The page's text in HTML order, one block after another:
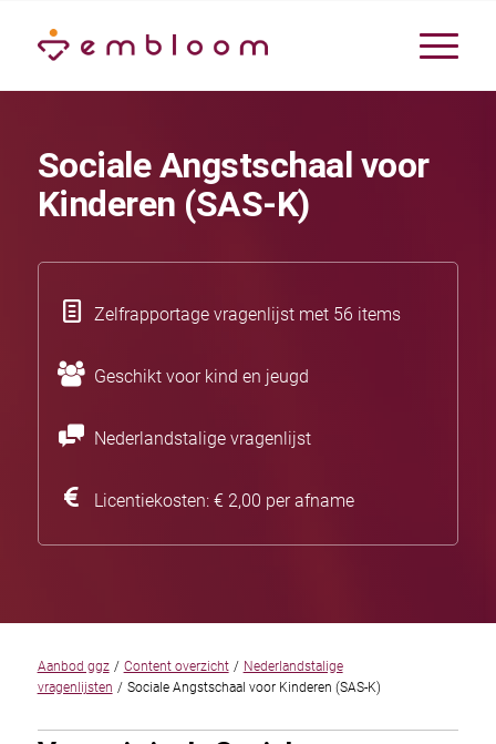
Sociale Angstschaal voor
Kinderen (SAS-K)
Zelfrapportage vragenlijst met 56 items
Geschikt voor kind en jeugd
Nederlandstalige vragenlijst
Licentiekosten: € 2,00 per afname
Aanbod ggz / Content overzicht / Nederlandstalige
vragenlijsten / Sociale Angstschaal voor Kinderen (SAS-K)